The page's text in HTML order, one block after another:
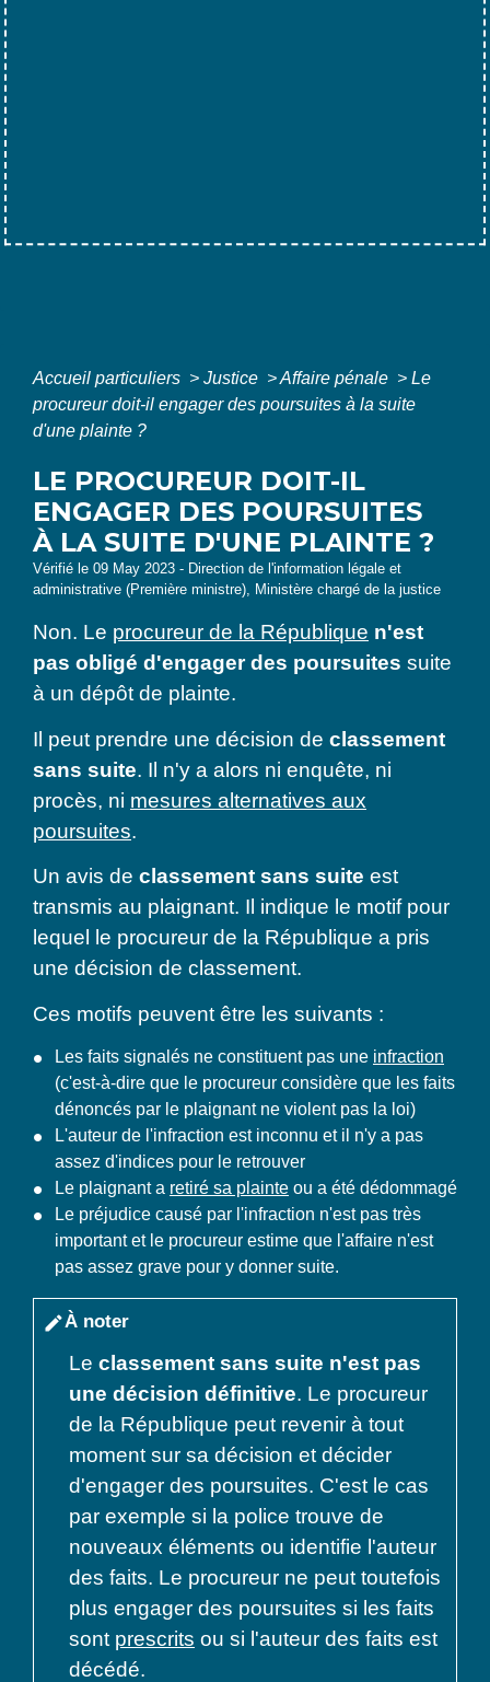
Accueil particuliers > Justice >Affaire pénale > Le
procureur doit-il engager des poursuites à la suite
d'une plainte ?
LE PROCUREUR DOIT-IL
ENGAGER DES POURSUITES
À LA SUITE D'UNE PLAINTE ?
Vérifié le 09 May 2023 - Direction de l'information légale et
administrative (Première ministre), Ministère chargé de la justice
Non. Le procureur de la République n'est
pas obligé d'engager des poursuites suite
à un dépôt de plainte.
Il peut prendre une décision de classement
sans suite. Il n'y a alors ni enquête, ni
procès, ni mesures alternatives aux
poursuites.
Un avis de classement sans suite est
transmis au plaignant. Il indique le motif pour
lequel le procureur de la République a pris
une décision de classement.
Ces motifs peuvent être les suivants :
Les faits signalés ne constituent pas une infraction
(c'est-à-dire que le procureur considère que les faits
dénoncés par le plaignant ne violent pas la loi)
L'auteur de l'infraction est inconnu et il n'y a pas
assez d'indices pour le retrouver
Le plaignant a retiré sa plainte ou a été dédommagé
Le préjudice causé par l'infraction n'est pas très
important et le procureur estime que l'affaire n'est
pas assez grave pour y donner suite.
editÀ noter
Le classement sans suite n'est pas
une décision définitive. Le procureur
de la République peut revenir à tout
moment sur sa décision et décider
d'engager des poursuites. C'est le cas
par exemple si la police trouve de
nouveaux éléments ou identifie l'auteur
des faits. Le procureur ne peut toutefois
plus engager des poursuites si les faits
sont prescrits ou si l'auteur des faits est
décédé.